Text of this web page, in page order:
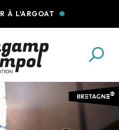
À L'ARGOAT
EAU ET ASSAINISSEMENT